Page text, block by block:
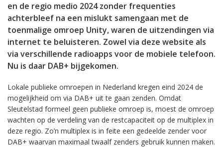
en de regio medio 2024 zonder frequenties
achterbleef na een mislukt samengaan met de
toenmalige omroep Unity, waren de uitzendingen via
internet te beluisteren. Zowel via deze website als
via verschillende radioapps voor de mobiele telefoon.
Nu is daar DAB+ bijgekomen.
Lokale publieke omroepen in Nederland kregen eind 2024 de
mogelijkheid om via DAB+ uit te gaan zenden. Omdat
Sleutelstad formeel geen publieke omroep is, moest de omroep
wachten op de verdeling van de restcapaciteit op de multiplex in
deze regio. Zo’n multiplex is in feite een gedeelde zender voor
DAB+ waarvan maximaal twaalf zenders gebruik kunnen maken.